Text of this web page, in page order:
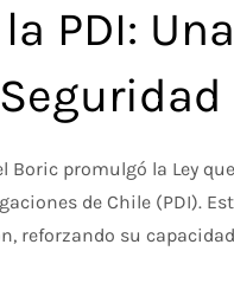
PDI:
Boric promulgó la Ley
de Chile (PDI).
reforzando su